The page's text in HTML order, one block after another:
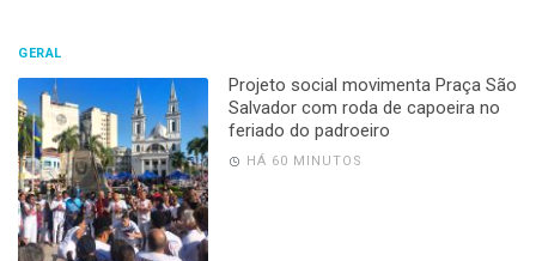
GERAL
Projeto social movimenta Praça São
Salvador com roda de capoeira no
feriado do padroeiro
HÁ 60 MINUTOS